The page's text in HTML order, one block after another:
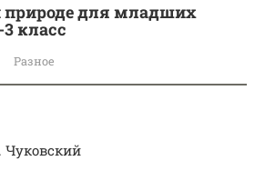
природе для младших
класс
Разное